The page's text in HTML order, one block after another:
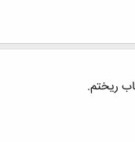
ريختم‌.